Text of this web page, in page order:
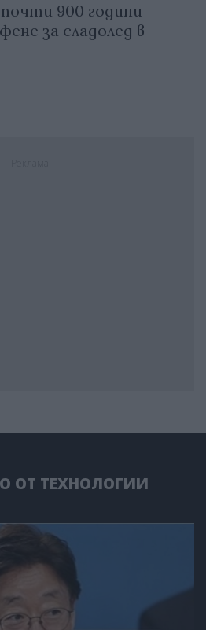
900 години
за сладолед в
ОТ ТЕХНОЛОГИИ